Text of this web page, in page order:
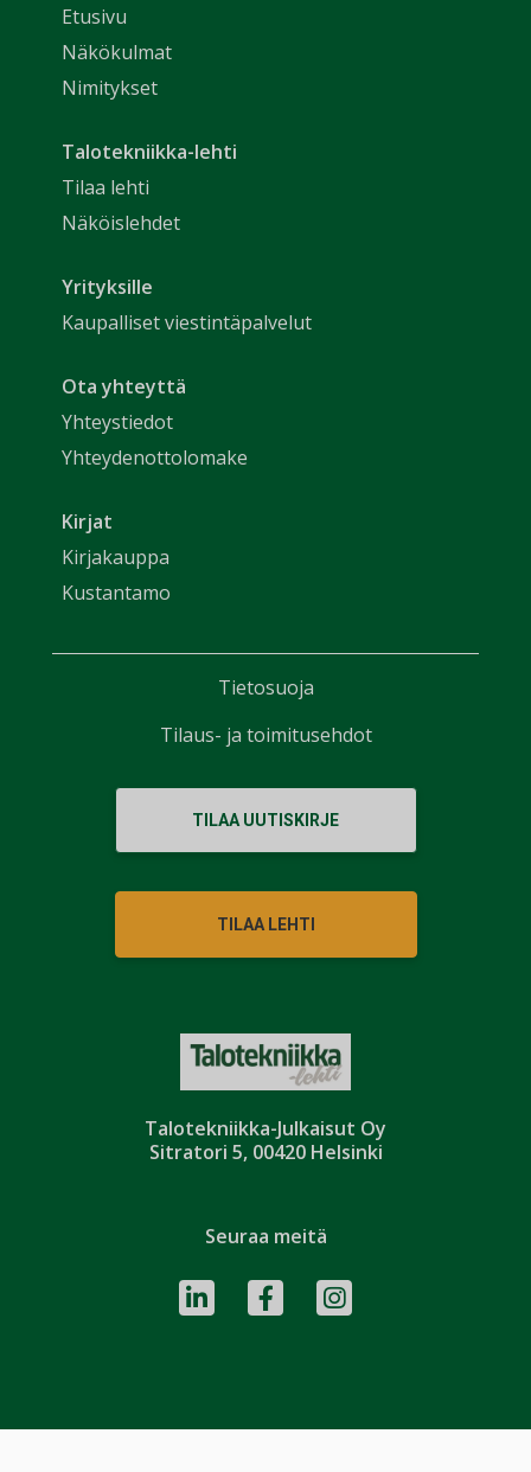
Talotekniikka-Julkaisut Oy
Sitratori 5, 00420 Helsinki
Etusivu
Näkökulmat
Nimitykset
Talotekniikka-lehti
Tilaa lehti
Näköislehdet
Yrityksille
Kaupalliset viestintäpalvelut
Ota yhteyttä
Yhteystiedot
Yhteydenottolomake
Kirjat
Kirjakauppa
Kustantamo
TILAA UUTISKIRJE
TILAA LEHTI
Seuraa meitä
Tietosuoja
Tilaus- ja toimitusehdot